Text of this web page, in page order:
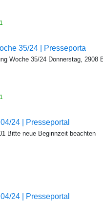
35/24 | Presseporta
Woche 35/24 Donnerstag, 2908
24 | Presseportal
Bitte neue Beginnzeit beachten
24 | Presseportal